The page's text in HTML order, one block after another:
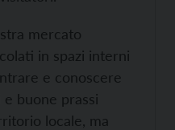
mercato
in spazi interni
e conoscere
buone prassi
locale, ma